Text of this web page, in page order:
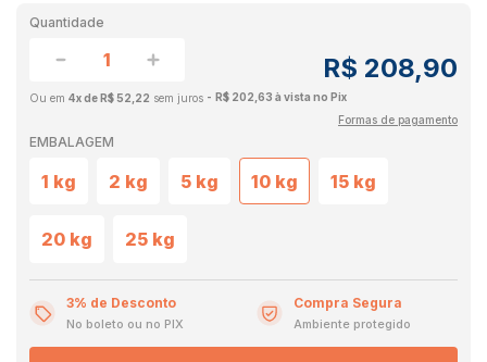
Quantidade
R$ 208,90
4x de R$ 52,22 sem juros
R$ 202,63 à vista no Pix
Formas de pagamento
EMBALAGEM
1 kg 2 kg 5 kg 10 kg 15 kg
20 kg 25 kg
3% de Desconto
No boleto ou no PIX
Compra Segura
Ambiente protegido